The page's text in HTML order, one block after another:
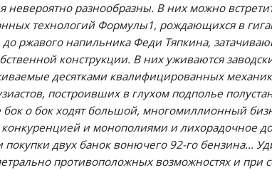
невероятно разнообразны. В них можно
технологий Формулы1, рождающихся в
до ржавого напильника Феди Тяпкина,
конструкции. В них уживаются
десятками квалифицированных
построивших в глухом подполье
бок о бок ходят большой, многомиллионный
и монополиями и лихорадочное
покупки двух банок вонючего 92-го бензина…
противоположных возможностях и при